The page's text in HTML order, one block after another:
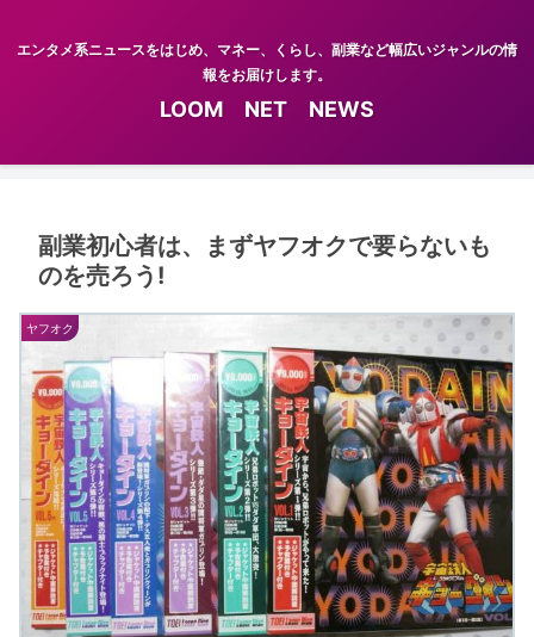
エンタメ系ニュースをはじめ、マネー、くらし、副業など幅広いジャンルの情
報をお届けします。
LOOM NET NEWS
副業初心者は、まずヤフオクで要らないも
のを売ろう!
ヤフオク